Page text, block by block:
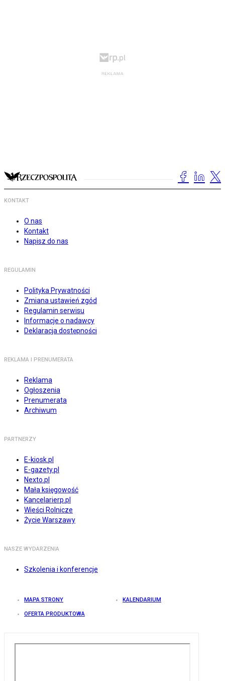
KONTAKT
O nas
Kontakt
Napisz do nas
REGULAMIN
Polityka Prywatności
Zmiana ustawień zgód
Regulamin serwisu
Informacje o nadawcy
Deklaracja dostępności
REKLAMA I PRENUMERATA
Reklama
Ogłoszenia
Prenumerata
Archiwum
PARTNERZY
E-kiosk.pl
E-gazety.pl
Nexto.pl
Mała księgowość
Kancelarierp.pl
Wieści Rolnicze
Życie Warszawy
NASZE WYDARZENIA
Szkolenia i konferencje
MAPA STRONY KALENDARIUM
OFERTA PRODUKTOWA